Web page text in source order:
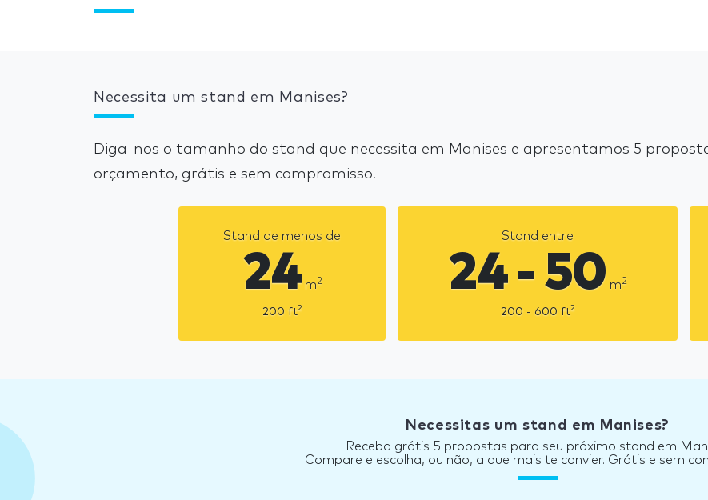
Necessita um stand em Manises?
Diga-nos o tamanho do stand que necessita em Manises e apresentamos 5
orçamento, grátis e sem compromisso.
Stand de menos de
24 m2
200 ft2
Stand entre
24 - 50 m2
200 - 600 ft2
Necessitas um stand em Manises?
Receba grátis 5 propostas para seu próximo stand em
Compare e escolha, ou não, a que mais te convier. Grátis e sem